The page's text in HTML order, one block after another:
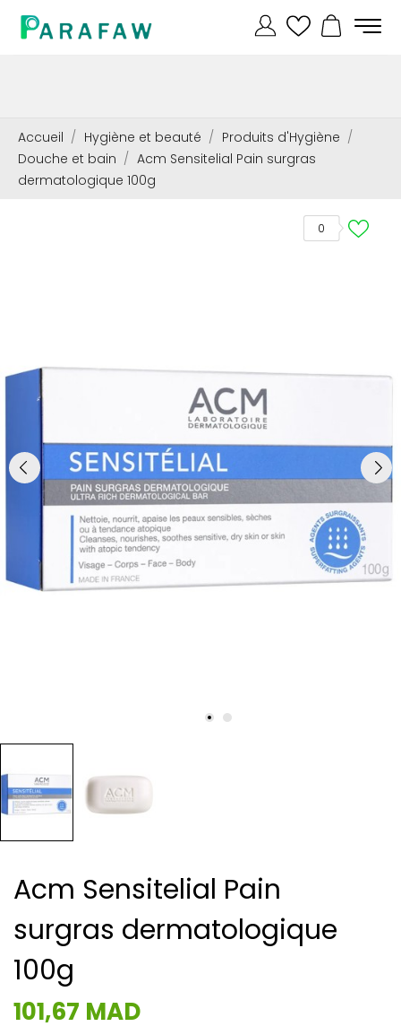
Accueil Hygiène et beauté
Produits d'Hygiène
Douche et bain
Acm Sensitelial Pain surgras
dermatologique 100g
0
Acm Sensitelial Pain
surgras dermatologique
100g
101,67 MAD